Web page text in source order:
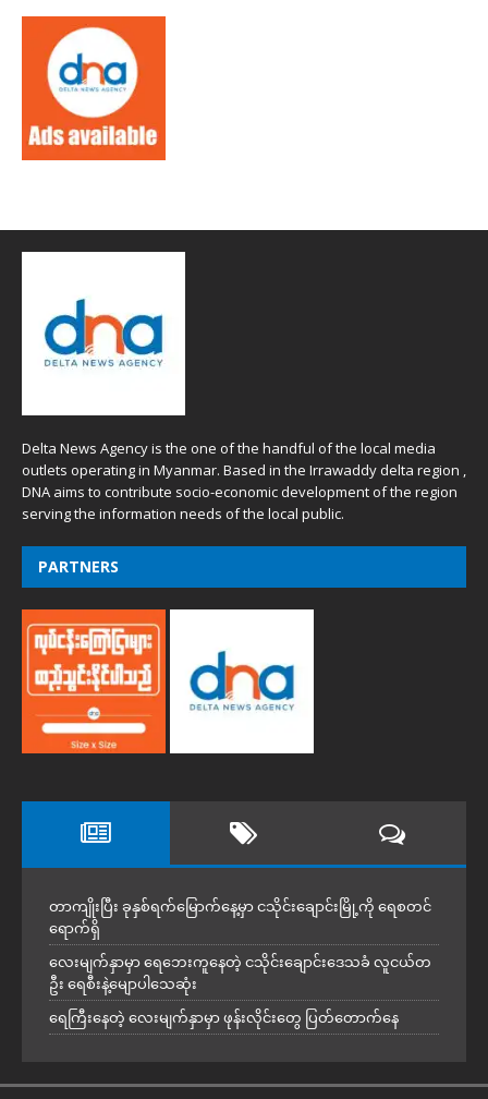
Delta News Agency is the one of the handful of the local media
outlets operating in Myanmar. Based in the Irrawaddy delta region ,
DNA aims to contribute socio-economic development of the region
serving the information needs of the local public.
PARTNERS
တာကျိုးပြီး ခုနှစ်ရက်မြောက်နေ့မှာ ငသိုင်းချောင်းမြို့ကို ရေစတင်
ရောက်ရှိ
လေးမျက်နှာမှာ ရေဘေးကူနေတဲ့ ငသိုင်းချောင်းဒေသခံ လူငယ်တ
ဦး ရေစီးနဲ့မျောပါသေဆုံး
ရေကြီးနေတဲ့ လေးမျက်နှာမှာ ဖုန်းလိုင်းတွေ ပြတ်တောက်နေ